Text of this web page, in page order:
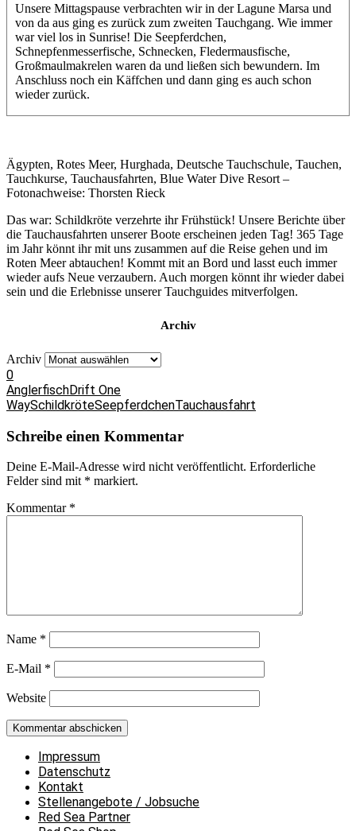
Unsere Mittagspause verbrachten wir in der Lagune Marsa und
von da aus ging es zurück zum zweiten Tauchgang. Wie immer
war viel los in Sunrise! Die Seepferdchen,
Schnepfenmesserfische, Schnecken, Fledermausfische,
Großmaulmakrelen waren da und ließen sich bewundern. Im
Anschluss noch ein Käffchen und dann ging es auch schon
wieder zurück.
Ägypten, Rotes Meer, Hurghada, Deutsche Tauchschule, Tauchen,
Tauchkurse, Tauchausfahrten, Blue Water Dive Resort –
Fotonachweise: Thorsten Rieck
Das war: Schildkröte verzehrte ihr Frühstück! Unsere Berichte über
die Tauchausfahrten unserer Boote erscheinen jeden Tag! 365 Tage
im Jahr könnt ihr mit uns zusammen auf die Reise gehen und im
Roten Meer abtauchen! Kommt mit an Bord und lasst euch immer
wieder aufs Neue verzaubern. Auch morgen könnt ihr wieder dabei
sein und die Erlebnisse unserer Tauchguides mitverfolgen.
Archiv
Archiv
0
AnglerfischDrift One
WaySchildkröteSeepferdchenTauchausfahrt
Schreibe einen Kommentar
Deine E-Mail-Adresse wird nicht veröffentlicht. Erforderliche
Felder sind mit * markiert.
Kommentar *
Name *
E-Mail *
Website
Impressum
Datenschutz
Kontakt
Stellenangebote / Jobsuche
Red Sea Partner